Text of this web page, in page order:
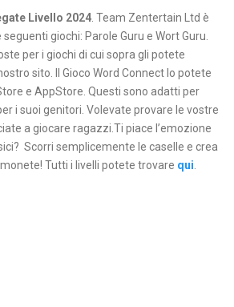
Livello 2024. Team Zentertain Ltd è
giochi: Parole Guru e Wort Guru.
per i giochi di cui sopra gli potete
sito. Il Gioco Word Connect lo potete
e AppStore. Questi sono adatti per
i suoi genitori. Volevate provare le vostre
a giocare ragazzi.Ti piace l’emozione
Scorri semplicemente le caselle e crea
Tutti i livelli potete trovare qui.